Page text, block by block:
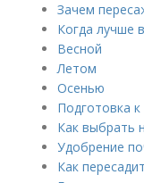
Зачем
Когда лучше
Весной
Летом
Осенью
Подготовка к
Как выбрать
Удобрение
Как